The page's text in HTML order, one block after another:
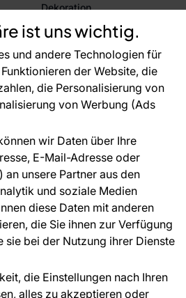
ist uns wichtig.
und andere Technologien für
der Website, die
die Personalisierung von
von Werbung (Ads
wir Daten über Ihre
E-Mail-Adresse oder
unsere Partner aus den
und soziale Medien
diese Daten mit anderen
die Sie ihnen zur Verfügung
sie bei der Nutzung ihrer Dienste
die Einstellungen nach Ihren
alles zu akzeptieren oder
Dekoration
Selbstklebende Folien
Zubehör
Tapetenmuster
ÜBER DAS UNTERNEHMEN
Ihnen gerne weiter